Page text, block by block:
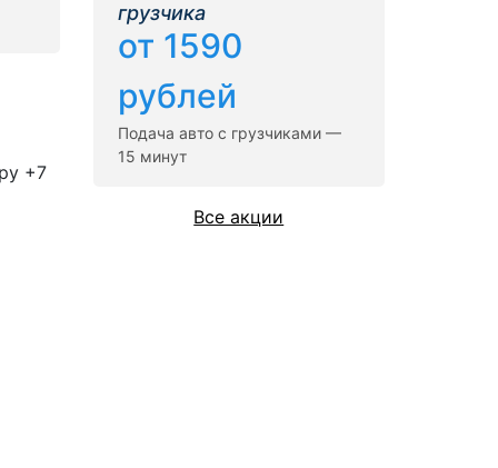
+7
грузчика
от 1590
рублей
Подача авто с грузчиками —
15 минут
Все акции